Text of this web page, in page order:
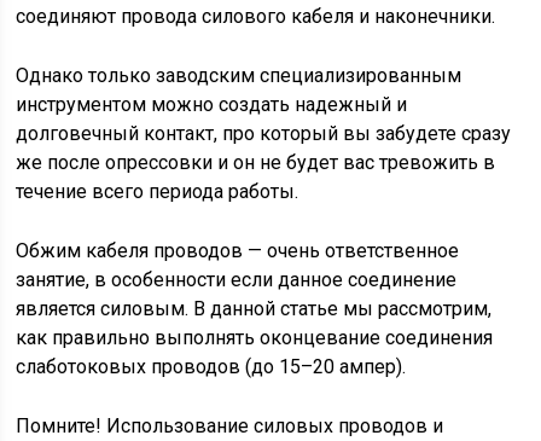
соединяют провода силового кабеля и наконечники.
Однако только заводским специализированным
инструментом можно создать надежный и
долговечный контакт, про который вы забудете сразу
же после опрессовки и он не будет вас тревожить в
течение всего периода работы.
Обжим кабеля проводов — очень ответственное
занятие, в особенности если данное соединение
является силовым. В данной статье мы рассмотрим,
как правильно выполнять оконцевание соединения
слаботоковых проводов (до 15–20 ампер).
Помните! Использование силовых проводов и